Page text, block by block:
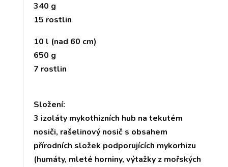
340 g
15 rostlin
10 l (nad 60 cm)
650 g
7 rostlin
Složení:
3 izoláty mykothizních hub na tekutém
nosiči, rašelinový nosič s obsahem
přírodních složek podporujících mykorhizu
(humáty, mleté horniny, výtažky z mořských